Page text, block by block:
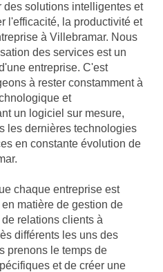
des solutions intelligentes et
l'efficacité, la productivité et
à Villebramar. Nous
des services est un
entreprise. C'est
à rester constamment à
et
un logiciel sur mesure,
les dernières technologies
en constante évolution de
chaque entreprise est
matière de gestion de
relations clients à
différents les uns des
prenons le temps de
et de créer une